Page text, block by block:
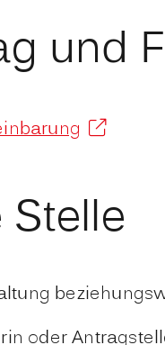
und
oder